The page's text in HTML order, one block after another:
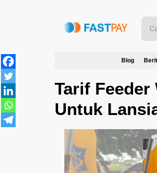
Blog
Tarif
Untuk